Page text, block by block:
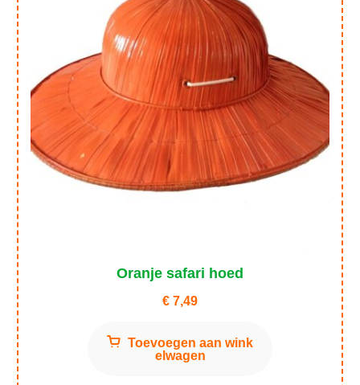
Oranje safari hoed
€ 7,49
Toevoegen aan wink
elwagen